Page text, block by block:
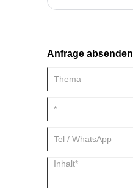
Anfrage absenden